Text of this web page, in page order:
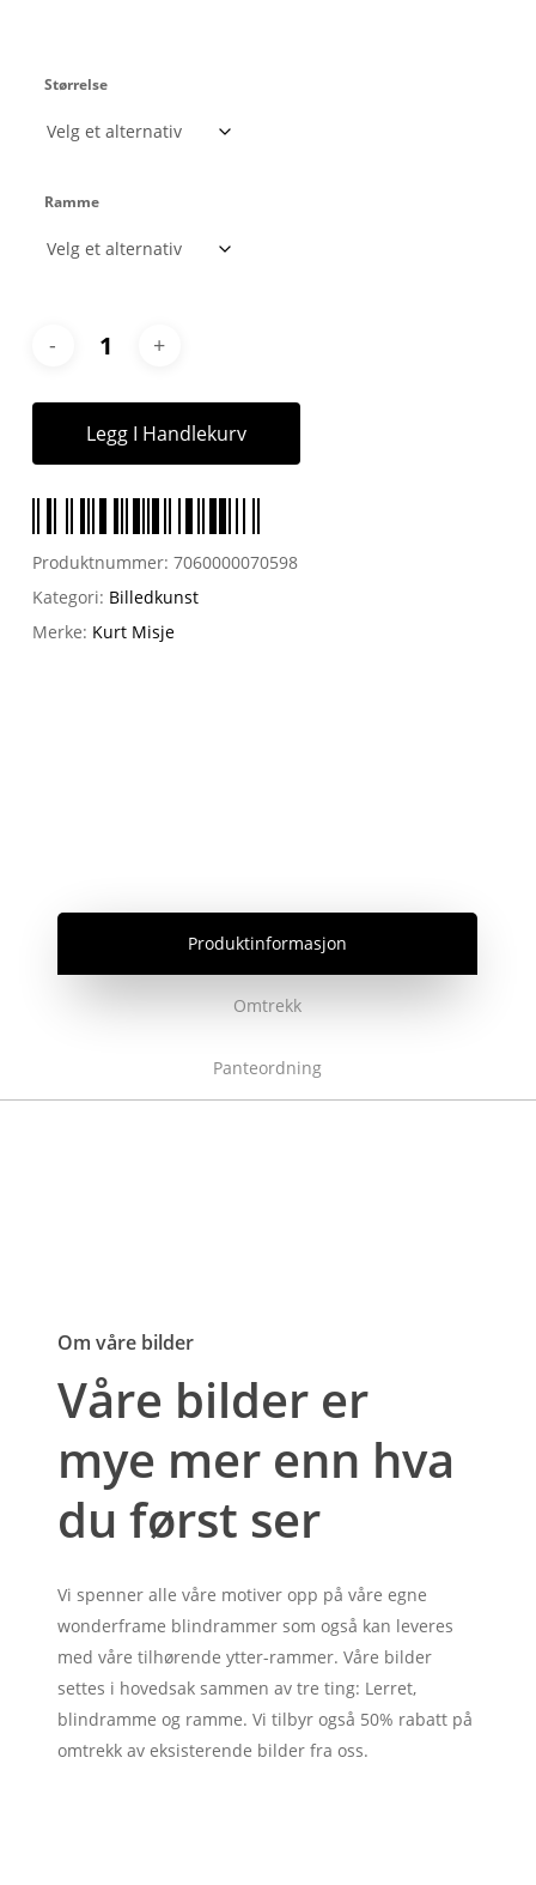
Størrelse
Ramme
Legg I Handlekurv
Produktnummer: 7060000070598
Kategori: Billedkunst
Merke: Kurt Misje
Produktinformasjon
Omtrekk
Panteordning
Om våre bilder
Våre bilder er
mye mer enn hva
du først ser
Vi spenner alle våre motiver opp på våre egne
wonderframe blindrammer som også kan leveres
med våre tilhørende ytter-rammer. Våre bilder
settes i hovedsak sammen av tre ting: Lerret,
blindramme og ramme. Vi tilbyr også 50% rabatt på
omtrekk av eksisterende bilder fra oss.